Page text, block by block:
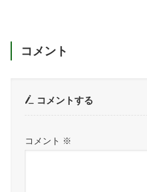
コメント
コメントする
コメント ※